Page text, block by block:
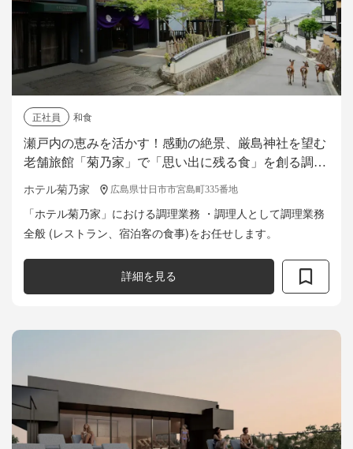
正社員
和食
瀬戸内の恵みを活かす！感動の絶景、厳島神社を望む
老舗旅館「菊乃家」で「思い出に残る食」を創る調理
スタッフ募集！
ホテル菊乃家 広島県廿日市市宮島町335番地
「ホテル菊乃家」における調理業務 ・調理人として調理業務
全般 (レストラン、宿泊客の食事)をお任せします。
詳細を見る